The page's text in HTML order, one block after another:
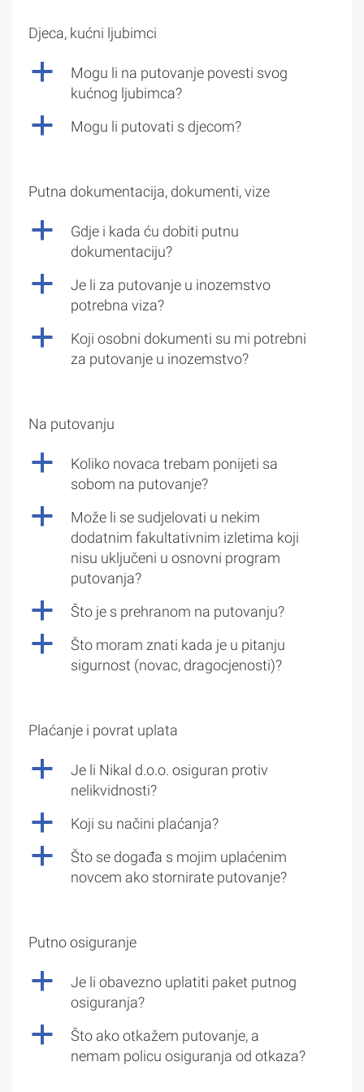
Djeca, kućni ljubimci
a
Mogu li na putovanje povesti svog
kućnog ljubimca?
a Mogu li putovati s djecom?
Putna dokumentacija, dokumenti, vize
a
Gdje i kada ću dobiti putnu
dokumentaciju?
a
Je li za putovanje u inozemstvo
potrebna viza?
a
Koji osobni dokumenti su mi potrebni
za putovanje u inozemstvo?
Na putovanju
a
Koliko novaca trebam ponijeti sa
sobom na putovanje?
a
Može li se sudjelovati u nekim
dodatnim fakultativnim izletima koji
nisu uključeni u osnovni program
putovanja?
a Što je s prehranom na putovanju?
a
Što moram znati kada je u pitanju
sigurnost (novac, dragocjenosti)?
Plaćanje i povrat uplata
a
Je li Nikal d.o.o. osiguran protiv
nelikvidnosti?
a Koji su načini plaćanja?
a
Što se događa s mojim uplaćenim
novcem ako stornirate putovanje?
Putno osiguranje
a
Je li obavezno uplatiti paket putnog
osiguranja?
a
Što ako otkažem putovanje, a
nemam policu osiguranja od otkaza?